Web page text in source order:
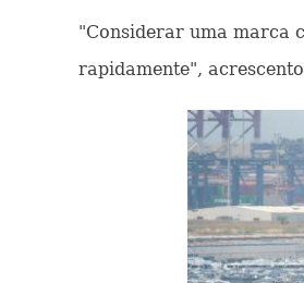
"Considerar uma marca
rapidamente",